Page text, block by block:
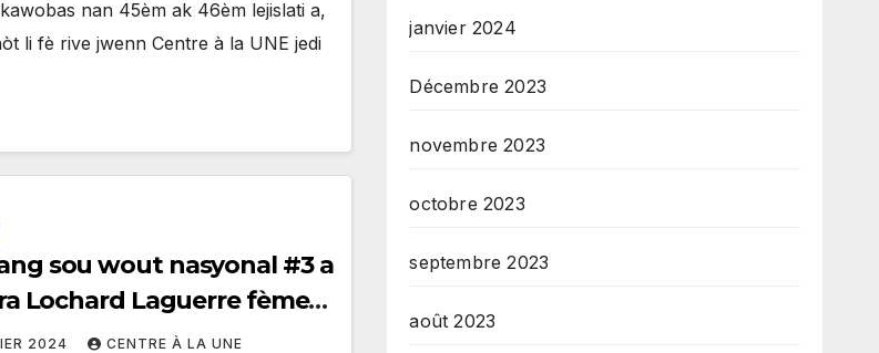
nan 45èm ak 46èm lejislati a,
li fè rive jwenn Centre à la UNE jedi
sou wout nasyonal #3 a
Lochard Laguerre fèmen
2024 CENTRE À LA UNE
janvier 2024
Décembre 2023
novembre 2023
octobre 2023
septembre 2023
août 2023